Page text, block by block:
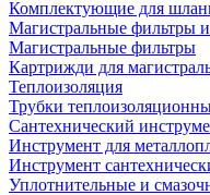
Комплектующие для
Магистральные фильтры
Магистральные фильтры
Картрижди для
Теплоизоляция
Трубки
Сантехнический
Инструмент для
Инструмент
Уплотнительные и